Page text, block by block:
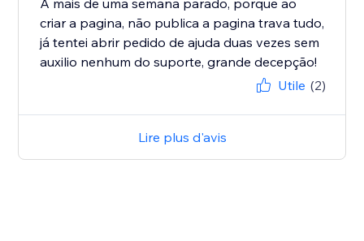
A mais de uma semana parado, porque ao
criar a pagina, não publica a pagina trava tudo,
já tentei abrir pedido de ajuda duas vezes sem
auxilio nenhum do suporte, grande decepção!
Utile (2)
Lire plus d'avis